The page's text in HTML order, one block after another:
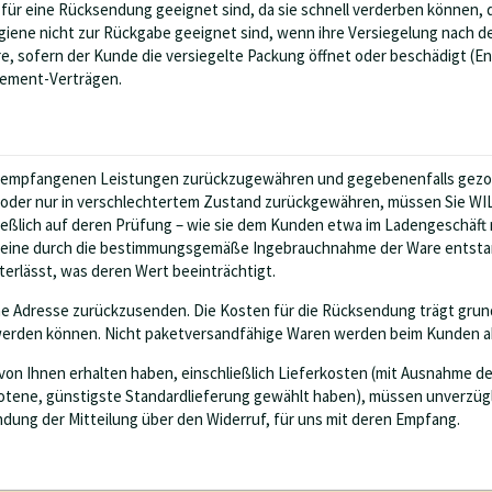
eine Rücksendung geeignet sind, da sie schnell verderben
nicht zur Rückgabe geeignet sind, wenn ihre Versiegelung
sofern der Kunde die versiegelte Packung öffnet oder beschädigt
Verträgen.
Leistungen zurückzugewähren und gegebenenfalls
nur in verschlechtertem Zustand zurückgewähren, müssen Sie
auf deren Prüfung – wie sie dem Kunden etwa im
durch die bestimmungsgemäße Ingebrauchnahme der Ware
was deren Wert beeinträchtigt.
Adresse zurückzusenden. Die Kosten für die Rücksendung trägt
können. Nicht paketversandfähige Waren werden beim Kunden
Ihnen erhalten haben, einschließlich Lieferkosten (mit Ausnahme
günstigste Standardlieferung gewählt haben), müssen
der Mitteilung über den Widerruf, für uns mit deren Empfang.